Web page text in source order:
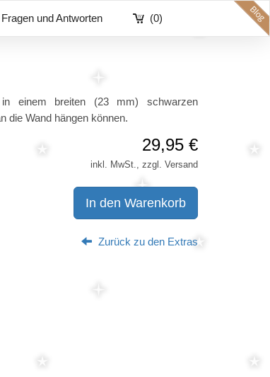
(0)
Fragen und Antworten
einem breiten (23 mm) schwarzen
die Wand hängen können.
29,95 €
inkl. MwSt., zzgl. Versand
In den Warenkorb
Zurück zu den Extras